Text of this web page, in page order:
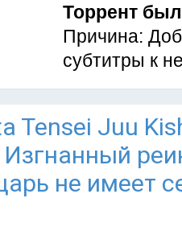
Торрент
Причина:
субтитры к
Tensei Juu
Изгнанный
не имеет